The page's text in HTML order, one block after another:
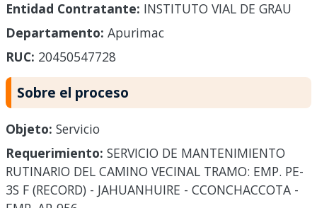
Entidad Contratante: INSTITUTO VIAL DE GRAU
Departamento: Apurimac
RUC: 20450547728
Sobre el proceso
Objeto: Servicio
Requerimiento: SERVICIO DE MANTENIMIENTO
RUTINARIO DEL CAMINO VECINAL TRAMO: EMP. PE-
3S F (RECORD) - JAHUANHUIRE - CCONCHACCOTA -